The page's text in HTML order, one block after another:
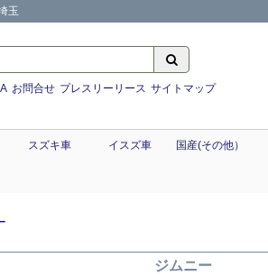
玉
お問合せ プレスリーリース サイトマップ
スズキ車 イスズ車 国産(その他）
ジムニー